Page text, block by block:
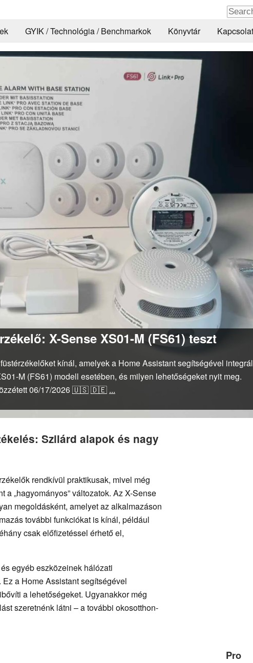
GYIK / Technológia / Benchmarkok Könyvtár Kapcsolat
X-Sense XS01-M (FS61) teszt
kínál, amelyek a Home Assistant segítségével
M (FS61) modell esetében, és milyen lehetőségeket nyit meg.
06/17/2026🇺🇸🇩🇪 ...
Szilárd alapok és nagy
rendkívül praktikusak, mivel még
„hagyományos” változatok. Az X-Sense
megoldásként, amelyet az alkalmazáson
további funkciókat is kínál, például
csak előfizetéssel érhető el,
egyéb eszközeinek hálózati
a Home Assistant segítségével
a lehetőségeket. Ugyanakkor még
szeretnénk látni – a további okosotthon-
Pro